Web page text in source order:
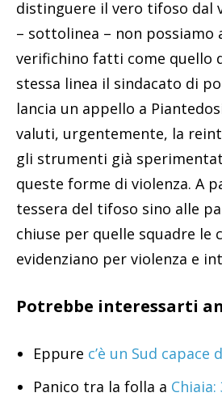
distinguere il vero tifoso dal
– sottolinea – non possiamo
verifichino fatti come quello
stessa linea il sindacato di
lancia un appello a
valuti, urgentemente, la
gli strumenti già
queste forme di violenza. A
tessera del tifoso sino alle
chiuse per quelle squadre le
evidenziano per violenza e
Potrebbe interessarti
Eppure c’è un Sud capace
Panico tra la folla a